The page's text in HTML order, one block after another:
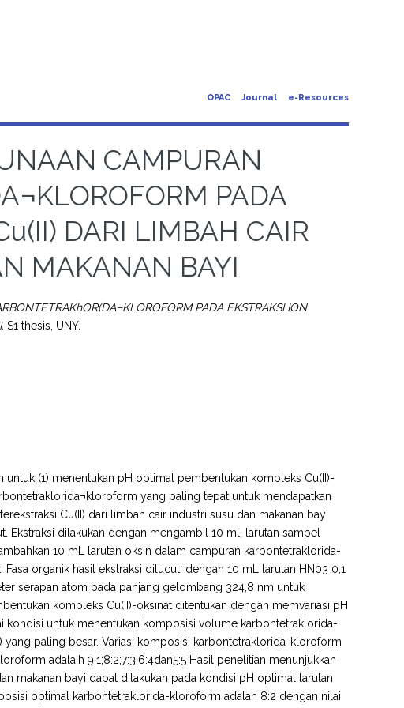
OPAC Journal e-Resources
CAMPURAN
PADA
DARI LIMBAH CAIR
MAKANAN BAYI
PADA EKSTRAKSI ION
S1 thesis, UNY.
untuk (1) menentukan pH optimal pembentukan kompleks Cu(II)-
yang paling tepat untuk mendapatkan
Cu(II) dari limbah cair industri susu dan makanan bayi
Ekstraksi dilakukan dengan mengambil 10 ml, larutan sampel
10 mL larutan oksin dalam campuran karbontetraklorida-
organik hasil ekstraksi dilucuti dengan 10 mL larutan HN03 0,1
serapan atom pada panjang gelombang 324,8 nm untuk
kompleks Cu(II)-oksinat ditentukan dengan memvariasi pH
kondisi untuk menentukan komposisi volume karbontetraklorida-
paling besar. Variasi komposisi karbontetraklorida-kloroform
adala.h 9:1;8:2;7:3;6:4dan5:5 Hasil penelitian menunjukkan
makanan bayi dapat dilakukan pada kondisi pH optimal larutan
optimal karbontetraklorida-kloroform adalah 8:2 dengan nilai